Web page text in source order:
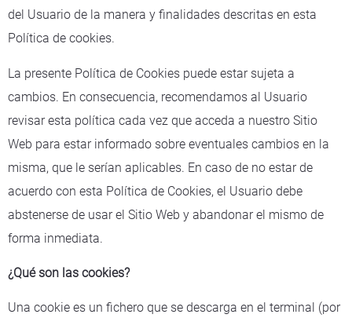
del Usuario de la manera y finalidades descritas en esta
Política de cookies.
La presente Política de Cookies puede estar sujeta a
cambios. En consecuencia, recomendamos al Usuario
revisar esta política cada vez que acceda a nuestro Sitio
Web para estar informado sobre eventuales cambios en la
misma, que le serían aplicables. En caso de no estar de
acuerdo con esta Política de Cookies, el Usuario debe
abstenerse de usar el Sitio Web y abandonar el mismo de
forma inmediata.
¿Qué son las cookies?
Una cookie es un fichero que se descarga en el terminal (por